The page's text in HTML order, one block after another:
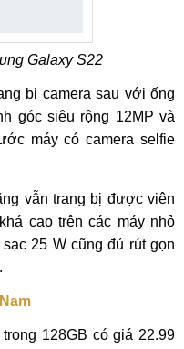
Galaxy S22
bị camera sau với ống
góc siêu rộng 12MP và
máy có camera selfie
vẫn trang bị được viên
cao trên các máy nhỏ
25 W cũng đủ rút gọn
128GB có giá 22.99